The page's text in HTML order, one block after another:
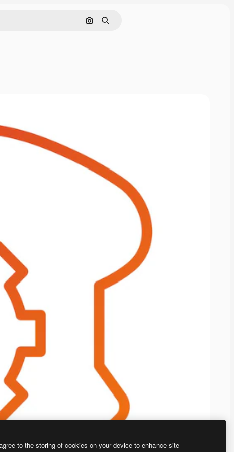
画像で検索
検索
to the storing of cookies on your device to enhance site